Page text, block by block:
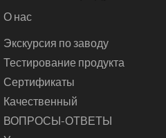
О нас
Экскурсия по заводу
Тестирование продукта
Сертификаты
Качественный
ВОПРОСЫ-ОТВЕТЫ